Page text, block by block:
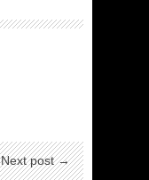
Next post →